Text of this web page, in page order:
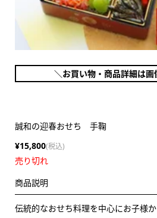
＼お買い物・商品詳細は
誠和の迎春おせち 手鞠
¥15,800(税込)
売り切れ
商品説明
伝統的なおせち料理を中心にお子様